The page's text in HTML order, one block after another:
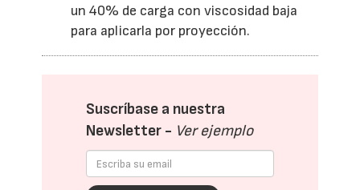
un 40% de carga con viscosidad baja
para aplicarla por proyección.
Suscríbase a nuestra
Newsletter - Ver ejemplo